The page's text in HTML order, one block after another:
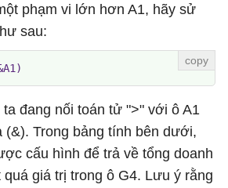
phạm vi lớn hơn A1, hãy sử
sau:
đang nối toán tử ">" với ô A1
(&). Trong bảng tính bên dưới,
cấu hình để trả về tổng doanh
giá trị trong ô G4. Lưu ý rằng